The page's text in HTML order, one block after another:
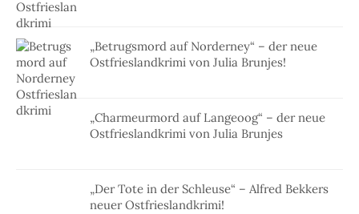
„Betrugsmord auf Norderney“ – der neue
Ostfrieslandkrimi von Julia Brunjes!
„Charmeurmord auf Langeoog“ – der neue
Ostfrieslandkrimi von Julia Brunjes
„Der Tote in der Schleuse“ – Alfred Bekkers
neuer Ostfrieslandkrimi!